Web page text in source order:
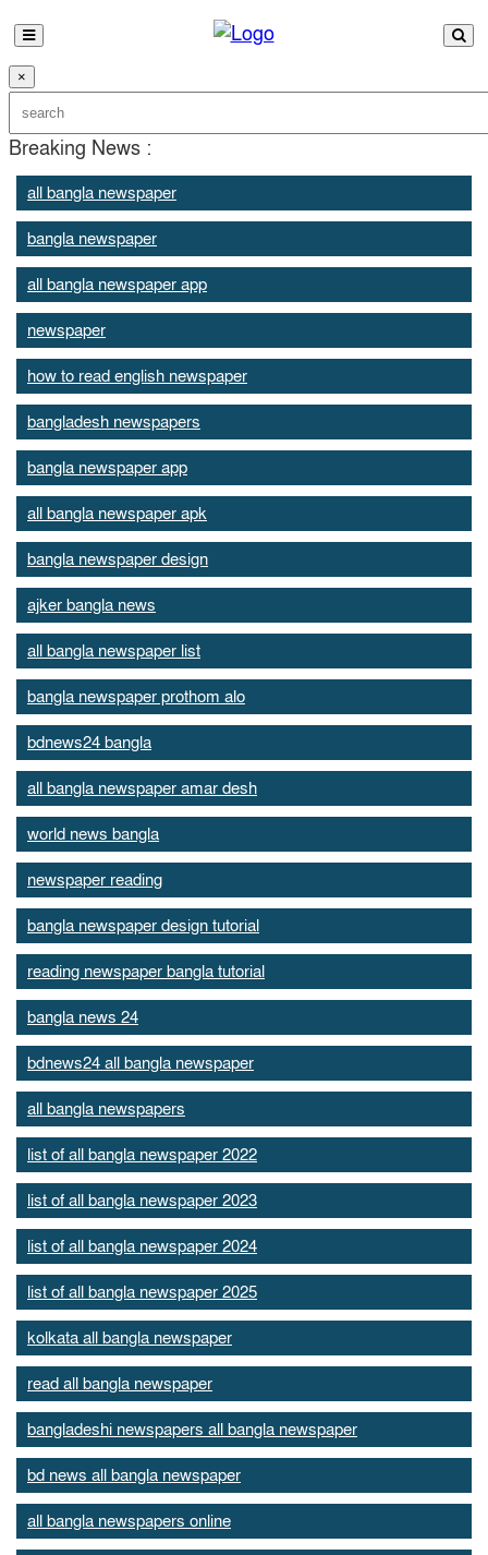
×
Breaking News :
all bangla newspaper
bangla newspaper
all bangla newspaper app
newspaper
how to read english newspaper
bangladesh newspapers
bangla newspaper app
all bangla newspaper apk
bangla newspaper design
ajker bangla news
all bangla newspaper list
bangla newspaper prothom alo
bdnews24 bangla
all bangla newspaper amar desh
world news bangla
newspaper reading
bangla newspaper design tutorial
reading newspaper bangla tutorial
bangla news 24
bdnews24 all bangla newspaper
all bangla newspapers
list of all bangla newspaper 2022
list of all bangla newspaper 2023
list of all bangla newspaper 2024
list of all bangla newspaper 2025
kolkata all bangla newspaper
read all bangla newspaper
bangladeshi newspapers all bangla newspaper
bd news all bangla newspaper
all bangla newspapers online